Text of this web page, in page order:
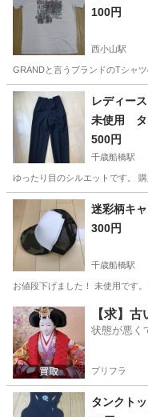
100円
西小山駅
GRANDと言うブランドのTシャ
東京 目黒区 西小山駅
レディ
未使用 タ
500円
千歳船橋駅
ゆったり目のシルエットです。
東京 世田谷区 千歳船橋
迷彩柄キ
300円
千歳船橋駅
お値段下げました！ 未使用です
東京 世田谷区 千歳船橋
【求】
状態が悪く
プリフラ
タンクト